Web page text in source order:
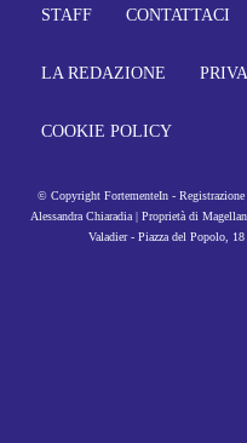
STAFF CONTATTACI
LA REDAZIONE
COOKIE POLICY
© Copyright FortementeIn -
Alessandra Chiaradia | Proprietà di
Valadier - Piazza del Popolo,